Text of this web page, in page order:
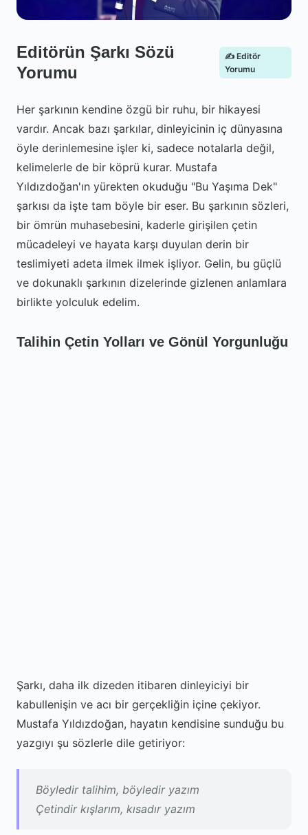
Editörün Şarkı Sözü
Yorumu
✍️ Editör
Yorumu
Her şarkının kendine özgü bir ruhu, bir hikayesi
vardır. Ancak bazı şarkılar, dinleyicinin iç dünyasına
öyle derinlemesine işler ki, sadece notalarla değil,
kelimelerle de bir köprü kurar. Mustafa
Yıldızdoğan'ın yürekten okuduğu "Bu Yaşıma Dek"
şarkısı da işte tam böyle bir eser. Bu şarkının sözleri,
bir ömrün muhasebesini, kaderle girişilen çetin
mücadeleyi ve hayata karşı duyulan derin bir
teslimiyeti adeta ilmek ilmek işliyor. Gelin, bu güçlü
ve dokunaklı şarkının dizelerinde gizlenen anlamlara
birlikte yolculuk edelim.
Talihin Çetin Yolları ve Gönül Yorgunluğu
Şarkı, daha ilk dizeden itibaren dinleyiciyi bir
kabullenişin ve acı bir gerçekliğin içine çekiyor.
Mustafa Yıldızdoğan, hayatın kendisine sunduğu bu
yazgıyı şu sözlerle dile getiriyor:
Böyledir talihim, böyledir yazım
Çetindir kışlarım, kısadır yazım